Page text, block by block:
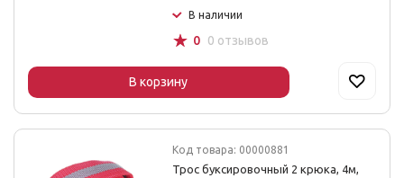
В наличии
☆ 0 0 отзывов
В корзину
Код товара: 00000881
Трос буксировочный 2 крюка, 4м,